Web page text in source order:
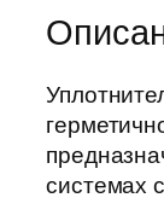
системах